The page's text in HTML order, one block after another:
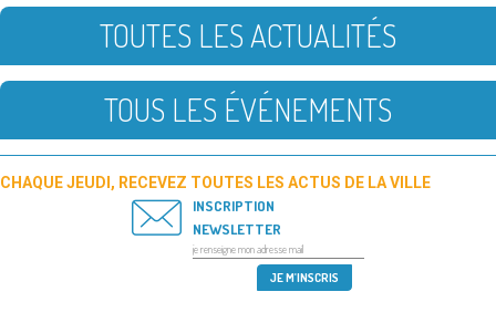
TOUTES LES ACTUALITÉS
TOUS LES ÉVÉNEMENTS
CHAQUE JEUDI, RECEVEZ TOUTES LES ACTUS DE LA VILLE
INSCRIPTION
NEWSLETTER